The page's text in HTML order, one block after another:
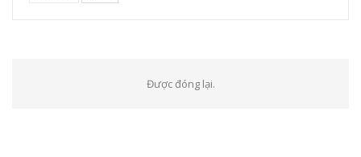
Được đóng lại.